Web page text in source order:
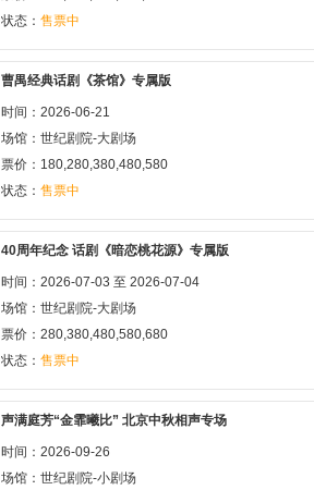
状态： 售票中
曹禺经典话剧《茶馆》专属版
时间：2026-06-21
场馆： 世纪剧院-大剧场
票价：180,280,380,480,580
状态： 售票中
40周年纪念 话剧《暗恋桃花源》专属版
时间：2026-07-03 至 2026-07-04
场馆： 世纪剧院-大剧场
票价：280,380,480,580,680
状态： 售票中
声满庭芳“金霏曦比” 北京中秋相声专场
时间：2026-09-26
场馆： 世纪剧院-小剧场